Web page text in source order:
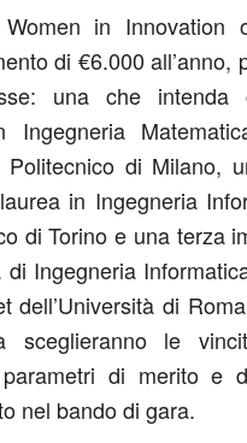
Women in Innovation
di €6.000 all’anno,
una che intenda
Ingegneria
di Milano,
in Ingegneria
di Torino e una terza
di Ingegneria
dell’Università di
sceglieranno le
di merito e
nel bando di gara.